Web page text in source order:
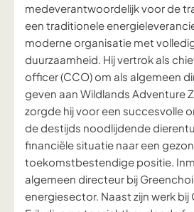
medeverantwoordelijk voor de
een traditionele
moderne organisatie met
duurzaamheid. Hij vertrok als
officer (CCO) om als algemeen
geven aan Wildlands Adventure
zorgde hij voor een succesvolle
de destijds noodlijdende
financiële situatie naar een
toekomstbestendige positie.
algemeen directeur bij
energiesector. Naast zijn werk